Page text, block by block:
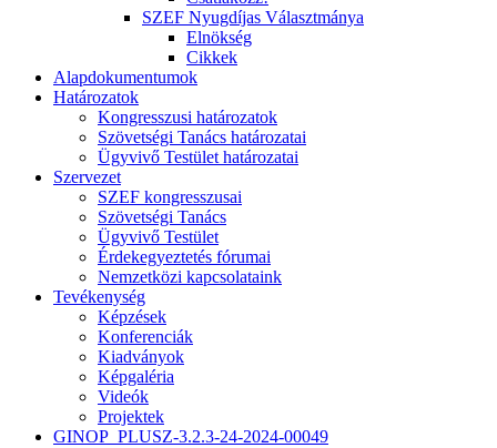
SZEF Nyugdíjas Választmánya
Elnökség
Cikkek
Alapdokumentumok
Határozatok
Kongresszusi határozatok
Szövetségi Tanács határozatai
Ügyvivő Testület határozatai
Szervezet
SZEF kongresszusai
Szövetségi Tanács
Ügyvivő Testület
Érdekegyeztetés fórumai
Nemzetközi kapcsolataink
Tevékenység
Képzések
Konferenciák
Kiadványok
Képgaléria
Videók
Projektek
GINOP_PLUSZ-3.2.3-24-2024-00049